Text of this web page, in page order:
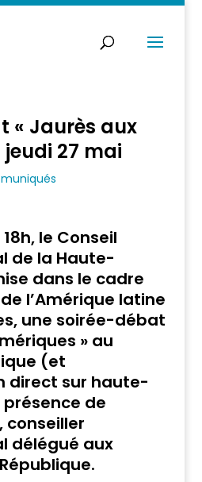
« Jaurès aux
27 mai
le Conseil
de la Haute-
dans le cadre
l’Amérique latine
une soirée-débat
» au
(et
direct sur haute-
de
conseiller
délégué aux